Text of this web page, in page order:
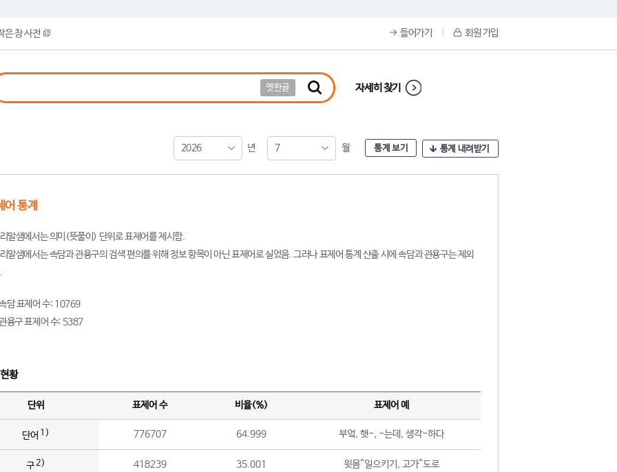
은 창 사전 들어가기 회원 가입
옛한글 자세히 찾기
2026 년 7 월 통계 보기 통계 내려받기
어 통계
말샘에서는 의미(뜻풀이) 단위로 표제어를 제시함.
말샘에서는 속담과 관용구의 검색 편의를 위해 정보 항목이 아닌 표제어로 실었음. 그러나 표제어 통계 산출 시에 속담과 관용구는 제외
담 표제어 수: 10769
용구 표제어 수: 5387
황
단위 표제어 수 비율(%) 표제어 예
단어 1) 776707 64.999 부엌, 햇-, -는데, 생각-하다
구2) 418239 35.001 윗몸^일으키기, 고가^도로